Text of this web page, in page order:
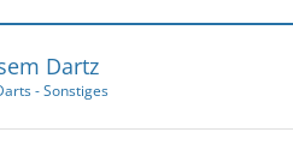
Dartz
- Sonstiges